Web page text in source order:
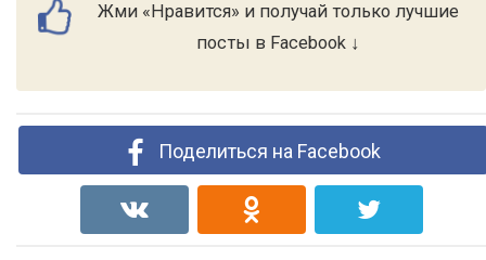
Жми «Нравится» и получай только лучшие
посты в Facebook ↓
Поделиться на Facebook